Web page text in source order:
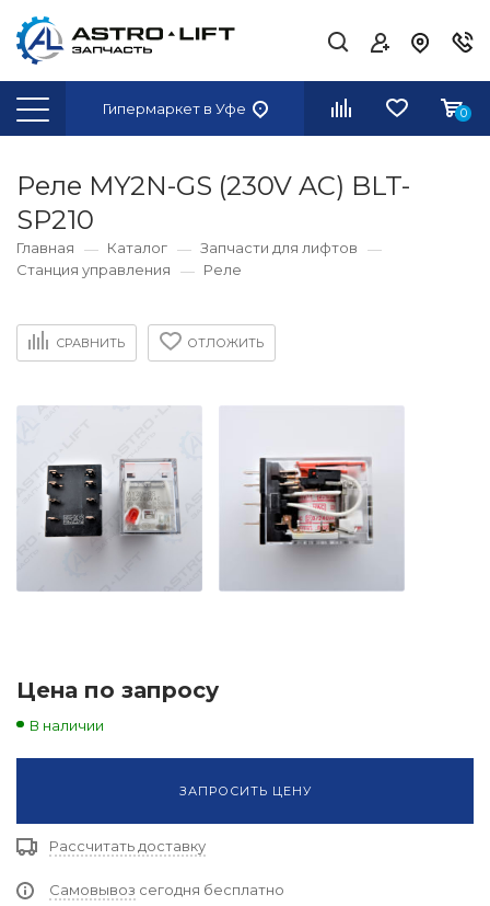
Гипермаркетв Уфе 0
Реле MY2N-GS (230V AC) BLT-
SP210
Главная Каталог
Запчасти для лифтов
Станция управления
Реле
СРАВНИТЬ ОТЛОЖИТЬ
Цена по запросу
В наличии
ЗАПРОСИТЬ ЦЕНУ
Рассчитать доставку
Самовывоз сегодня бесплатно